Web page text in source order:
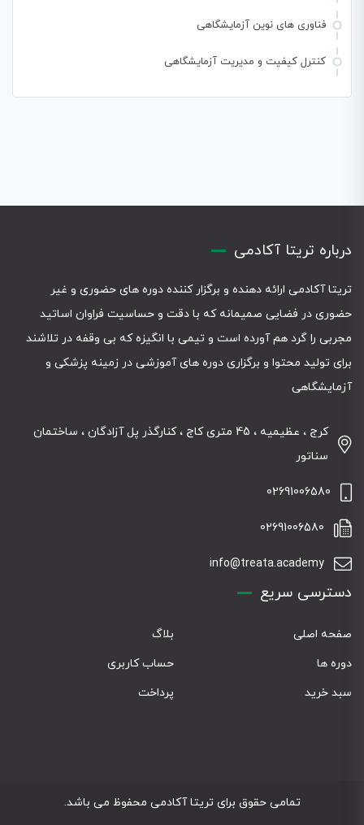
فناوری های نوین آزمایشگاهی
کنترل کیفیت و مدیریت آزمایشگاهی
درباره تریتا آکادمی
تریتا آکادمی ارائه دهنده و برگزار کننده دوره های حضوری و غیر
حضوری در فضایی صمیمانه که با دقت و حساسیت فراوان اساتید
مجربی را گرد هم آورده است و تیمی با انگیزه که بی وقفه در تلاشند
برای تولید محتوا و برگزاری دوره های آموزشی در زمینه پزشکی و
آزمایشگاهی
کرج ، عظیمیه ، 45 متری کاج ، کنارگذر پل آزادگان ، ساختمان
سناتور
02691006580
02691006580
info@treata.academy
دسترسی سریع
صفحه اصلی
بلاگ
دوره ها
حساب کاربری
سبد خرید
پرداخت
تمامی حقوق برای تریتا آکادمی محفوظ می باشد.